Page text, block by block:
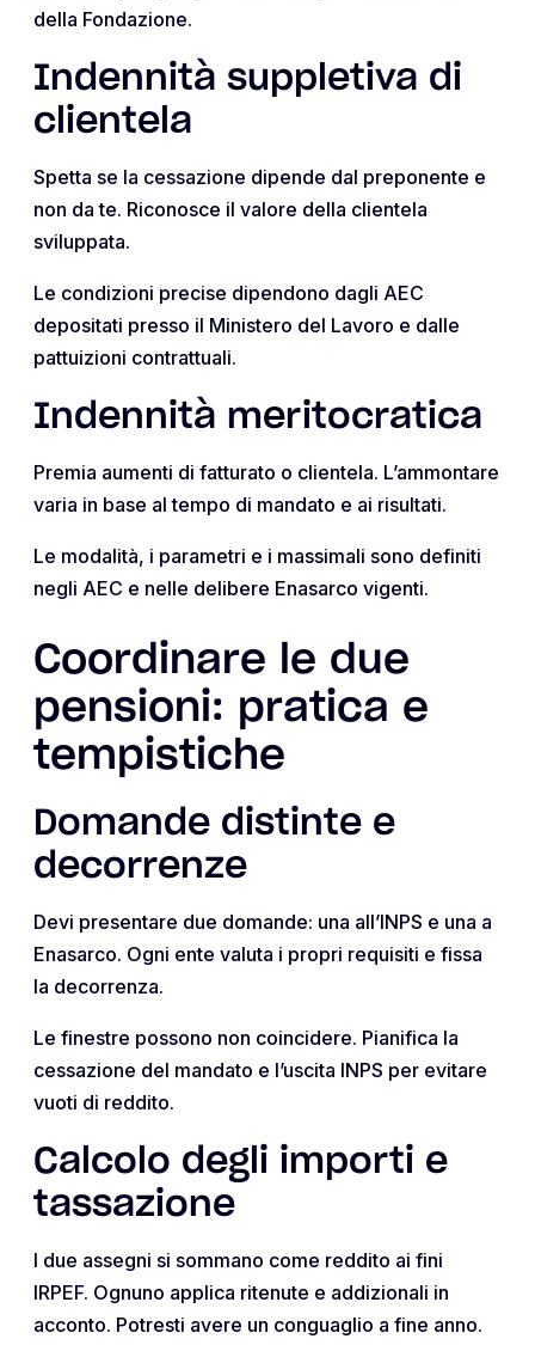
della Fondazione.
Indennità suppletiva di
clientela
Spetta se la cessazione dipende dal preponente e
non da te. Riconosce il valore della clientela
sviluppata.
Le condizioni precise dipendono dagli AEC
depositati presso il Ministero del Lavoro e dalle
pattuizioni contrattuali.
Indennità meritocratica
Premia aumenti di fatturato o clientela. L’ammontare
varia in base al tempo di mandato e ai risultati.
Le modalità, i parametri e i massimali sono definiti
negli AEC e nelle delibere Enasarco vigenti.
Coordinare le due
pensioni: pratica e
tempistiche
Domande distinte e
decorrenze
Devi presentare due domande: una all’INPS e una a
Enasarco. Ogni ente valuta i propri requisiti e fissa
la decorrenza.
Le finestre possono non coincidere. Pianifica la
cessazione del mandato e l’uscita INPS per evitare
vuoti di reddito.
Calcolo degli importi e
tassazione
I due assegni si sommano come reddito ai fini
IRPEF. Ognuno applica ritenute e addizionali in
acconto. Potresti avere un conguaglio a fine anno.